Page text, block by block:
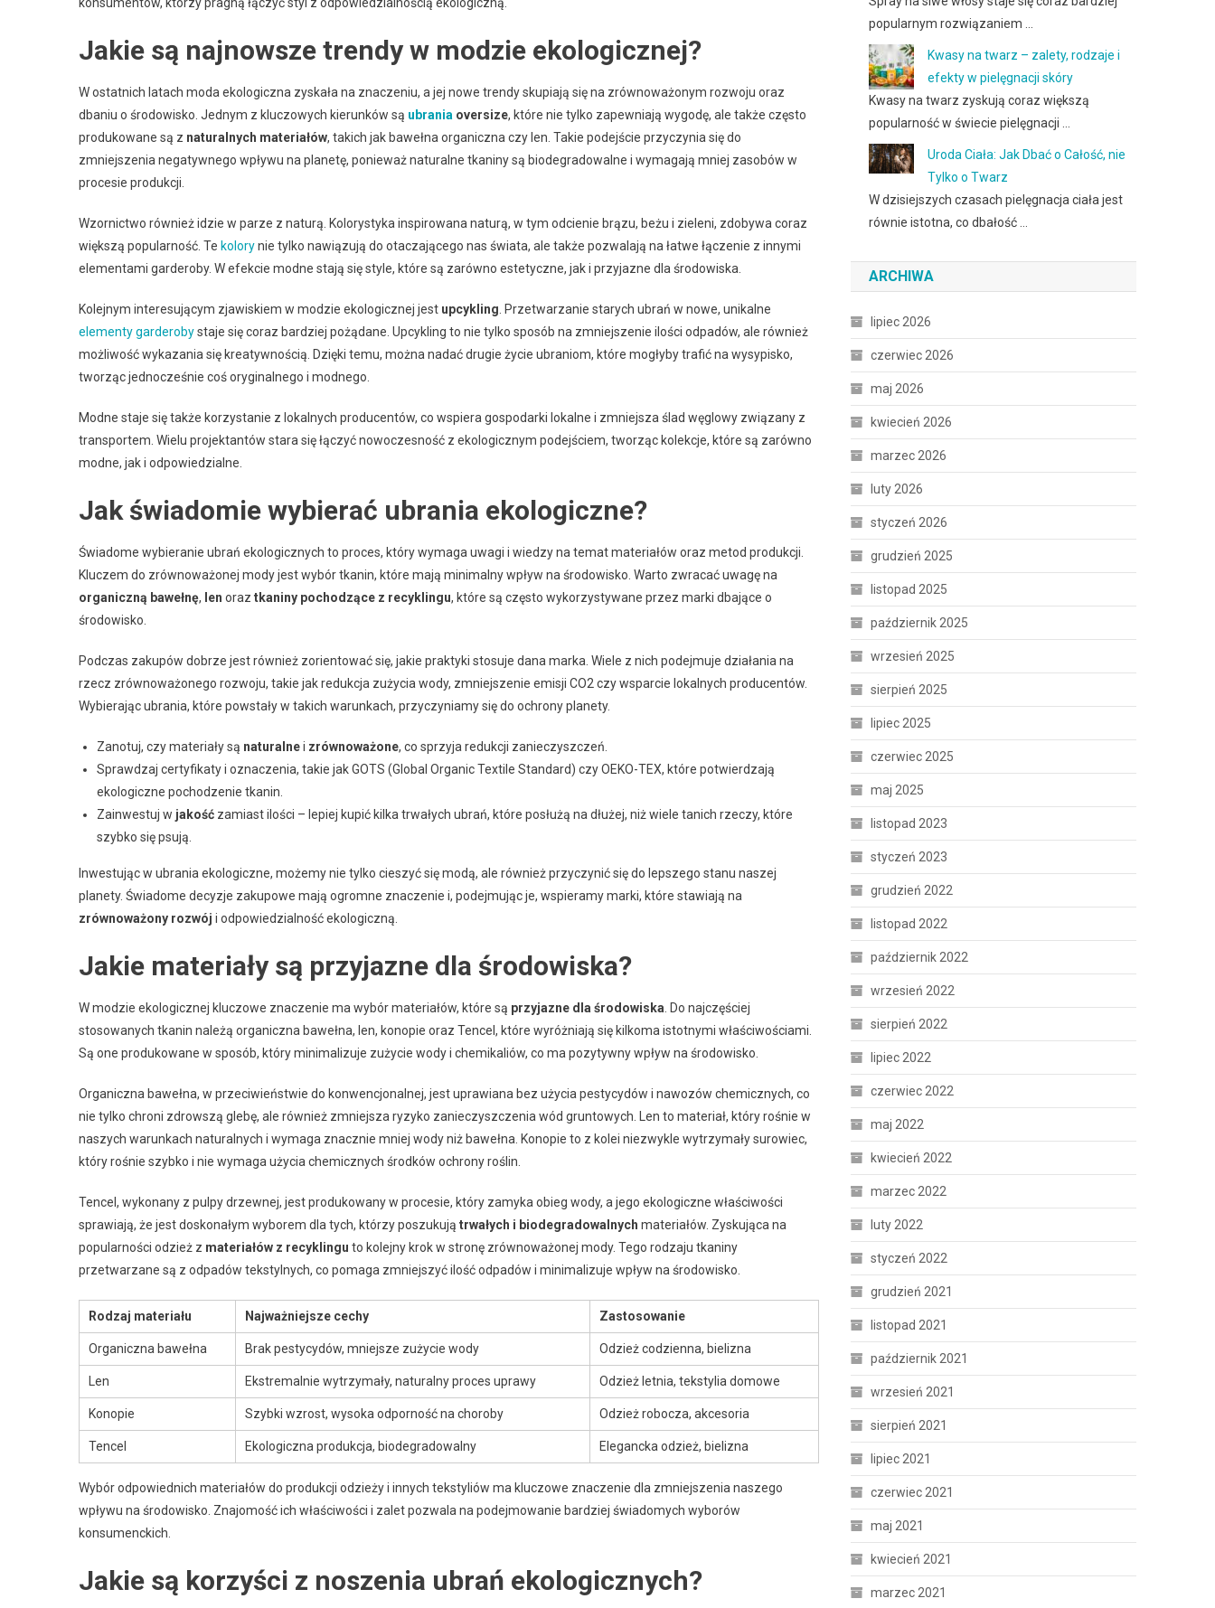
Jakie są najnowsze trendy w modzie ekologicznej?
W ostatnich latach moda ekologiczna zyskała na znaczeniu, a jej nowe trendy skupiają się na zrównoważonym rozwoju oraz
dbaniu o środowisko. Jednym z kluczowych kierunków są ubrania oversize, które nie tylko zapewniają wygodę, ale także często
produkowane są z naturalnych materiałów, takich jak bawełna organiczna czy len. Takie podejście przyczynia się do
zmniejszenia negatywnego wpływu na planetę, ponieważ naturalne tkaniny są biodegradowalne i wymagają mniej zasobów w
procesie produkcji.
Wzornictwo również idzie w parze z naturą. Kolorystyka inspirowana naturą, w tym odcienie brązu, beżu i zieleni, zdobywa coraz
większą popularność. Te kolorynie tylko nawiązują do otaczającego nas świata, ale także pozwalają na łatwe łączenie z innymi
elementami garderoby. W efekcie modne stają się style, które są zarówno estetyczne, jak i przyjazne dla środowiska.
Kolejnym interesującym zjawiskiem w modzie ekologicznej jest upcykling . Przetwarzanie starych ubrań w nowe, unikalne
elementy garderobystaje się coraz bardziej pożądane. Upcykling to nie tylko sposób na zmniejszenie ilości odpadów, ale również
możliwość wykazania się kreatywnością. Dzięki temu, można nadać drugie życie ubraniom, które mogłyby trafić na wysypisko,
tworząc jednocześnie coś oryginalnego i modnego.
Modne staje się także korzystanie z lokalnych producentów, co wspiera gospodarki lokalne i zmniejsza ślad węglowy związany z
transportem. Wielu projektantów stara się łączyć nowoczesność z ekologicznym podejściem, tworząc kolekcje, które są zarówno
modne, jak i odpowiedzialne.
Jak świadomie wybierać ubrania ekologiczne?
Świadome wybieranie ubrań ekologicznych to proces, który wymaga uwagi i wiedzy na temat materiałów oraz metod produkcji.
Kluczem do zrównoważonej mody jest wybór tkanin, które mają minimalny wpływ na środowisko. Warto zwracać uwagę na
organiczną bawełnę, len oraz tkaniny pochodzące z recyklingu, które są często wykorzystywane przez marki dbające o
środowisko.
Podczas zakupów dobrze jest również zorientować się, jakie praktyki stosuje dana marka. Wiele z nich podejmuje działania na
rzecz zrównoważonego rozwoju, takie jak redukcja zużycia wody, zmniejszenie emisji CO2 czy wsparcie lokalnych producentów.
Wybierając ubrania, które powstały w takich warunkach, przyczyniamy się do ochrony planety.
Zanotuj, czy materiały są naturalnei zrównoważone, co sprzyja redukcji zanieczyszczeń.
Sprawdzaj certyfikaty i oznaczenia, takie jak GOTS (Global Organic Textile Standard) czy OEKO-TEX, które potwierdzają
ekologiczne pochodzenie tkanin.
Zainwestuj w jakość zamiast ilości – lepiej kupić kilka trwałych ubrań, które posłużą na dłużej, niż wiele tanich rzeczy, które
szybko się psują.
Inwestując w ubrania ekologiczne, możemy nie tylko cieszyć się modą, ale również przyczynić się do lepszego stanu naszej
planety. Świadome decyzje zakupowe mają ogromne znaczenie i, podejmując je, wspieramy marki, które stawiają na
zrównoważony rozwój i odpowiedzialność ekologiczną.
Jakie materiały są przyjazne dla środowiska?
W modzie ekologicznej kluczowe znaczenie ma wybór materiałów, które są przyjazne dla środowiska . Do najczęściej
stosowanych tkanin należą organiczna bawełna, len, konopie oraz Tencel, które wyróżniają się kilkoma istotnymi właściwościami.
Są one produkowane w sposób, który minimalizuje zużycie wody i chemikaliów, co ma pozytywny wpływ na środowisko.
Organiczna bawełna, w przeciwieństwie do konwencjonalnej, jest uprawiana bez użycia pestycydów i nawozów chemicznych, co
nie tylko chroni zdrowszą glebę, ale również zmniejsza ryzyko zanieczyszczenia wód gruntowych. Len to materiał, który rośnie w
naszych warunkach naturalnych i wymaga znacznie mniej wody niż bawełna. Konopie to z kolei niezwykle wytrzymały surowiec,
który rośnie szybko i nie wymaga użycia chemicznych środków ochrony roślin.
Tencel, wykonany z pulpy drzewnej, jest produkowany w procesie, który zamyka obieg wody, a jego ekologiczne właściwości
sprawiają, że jest doskonałym wyborem dla tych, którzy poszukują trwałych i biodegradowalnych materiałów. Zyskująca na
popularności odzież z materiałów z recyklingu to kolejny krok w stronę zrównoważonej mody. Tego rodzaju tkaniny
przetwarzane są z odpadów tekstylnych, co pomaga zmniejszyć ilość odpadów i minimalizuje wpływ na środowisko.
Rodzaj materiału Najważniejsze cechy Zastosowanie
Organiczna bawełna Brak pestycydów, mniejsze zużycie wody Odzież codzienna, bielizna
Len Ekstremalnie wytrzymały, naturalny proces uprawy Odzież letnia, tekstylia domowe
Konopie Szybki wzrost, wysoka odporność na choroby Odzież robocza, akcesoria
Tencel Ekologiczna produkcja, biodegradowalny Elegancka odzież, bielizna
Wybór odpowiednich materiałów do produkcji odzieży i innych tekstyliów ma kluczowe znaczenie dla zmniejszenia naszego
wpływu na środowisko. Znajomość ich właściwości i zalet pozwala na podejmowanie bardziej świadomych wyborów
konsumenckich.
Jakie są korzyści z noszenia ubrań ekologicznych?
popularnym rozwiązaniem …
Kwasy na twarz – zalety, rodzaje i
efekty w pielęgnacji skóry
Kwasy na twarz zyskują coraz większą
popularność w świecie pielęgnacji …
Uroda Ciała: Jak Dbać o Całość, nie
Tylko o Twarz
W dzisiejszych czasach pielęgnacja ciała jest
równie istotna, co dbałość …
ARCHIWA
lipiec 2026
czerwiec 2026
maj 2026
kwiecień 2026
marzec 2026
luty 2026
styczeń 2026
grudzień 2025
listopad 2025
październik 2025
wrzesień 2025
sierpień 2025
lipiec 2025
czerwiec 2025
maj 2025
listopad 2023
styczeń 2023
grudzień 2022
listopad 2022
październik 2022
wrzesień 2022
sierpień 2022
lipiec 2022
czerwiec 2022
maj 2022
kwiecień 2022
marzec 2022
luty 2022
styczeń 2022
grudzień 2021
listopad 2021
październik 2021
wrzesień 2021
sierpień 2021
lipiec 2021
czerwiec 2021
maj 2021
kwiecień 2021
marzec 2021